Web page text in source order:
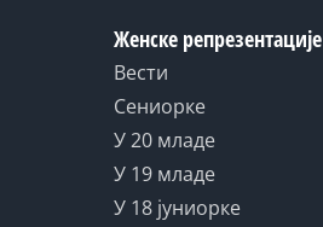
Женске репрезентације
Вести
Сениорке
У 20 младе
У 19 младе
У 18 јуниорке